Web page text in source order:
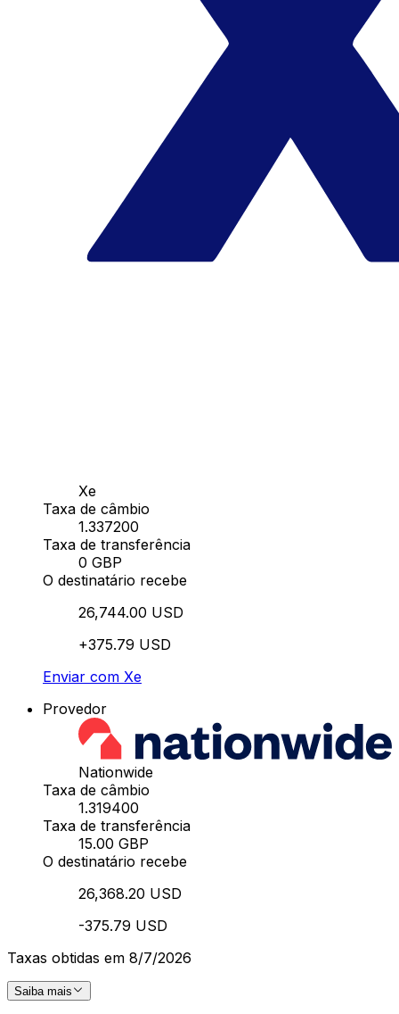
Xe
Taxa de câmbio
1.337200
Taxa de transferência
0 GBP
O destinatário recebe
26,744.00 USD
+375.79 USD
Enviar com Xe
Provedor
Nationwide
Taxa de câmbio
1.319400
Taxa de transferência
15.00 GBP
O destinatário recebe
26,368.20 USD
-375.79 USD
Taxas obtidas em 8/7/2026
Saiba mais